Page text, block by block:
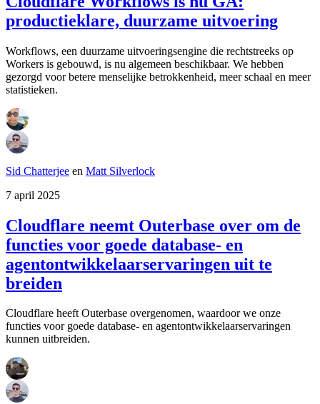
productieklare, duurzame uitvoering
Workflows, een duurzame uitvoeringsengine die rechtstreeks op
Workers is gebouwd, is nu algemeen beschikbaar. We hebben
gezorgd voor betere menselijke betrokkenheid, meer schaal en meer
statistieken.
Sid Chatterjee en Matt Silverlock
7 april 2025
Cloudflare neemt Outerbase over om de
functies voor goede database- en
agentontwikkelaarservaringen uit te
breiden
Cloudflare heeft Outerbase overgenomen, waardoor we onze
functies voor goede database- en agentontwikkelaarservaringen
kunnen uitbreiden.